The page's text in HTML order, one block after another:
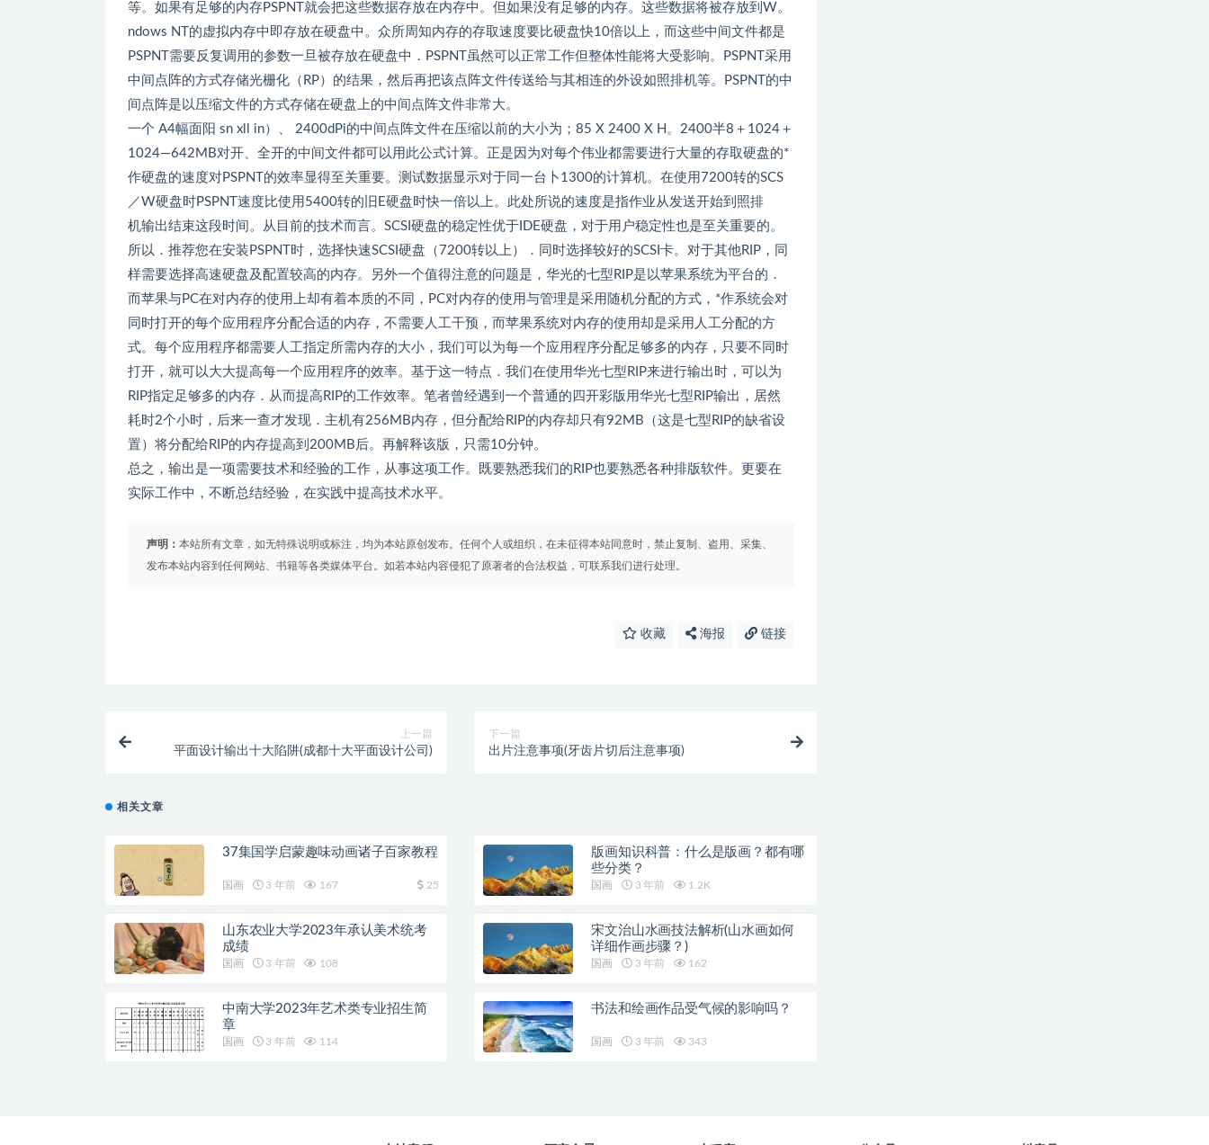
等。如果有足够的内存PSPNT就会把这些数据存放在内存中。但如果没有足够的内存。这些数据将被存放到W。
ndows NT的虚拟内存中即存放在硬盘中。众所周知内存的存取速度要比硬盘快10倍以上，而这些中间文件都是
PSPNT需要反复调用的参数一旦被存放在硬盘中．PSPNT虽然可以正常工作但整体性能将大受影响。PSPNT采用
中间点阵的方式存储光栅化（RP）的结果，然后再把该点阵文件传送给与其相连的外设如照排机等。PSPNT的中
间点阵是以压缩文件的方式存储在硬盘上的中间点阵文件非常大。
一个 A4幅面阳 sn xll in）、 2400dPi的中间点阵文件在压缩以前的大小为；85 X 2400 X H。2400半8＋1024＋
1024—642MB对开、全开的中间文件都可以用此公式计算。正是因为对每个伟业都需要进行大量的存取硬盘的*
作硬盘的速度对PSPNT的效率显得至关重要。测试数据显示对于同一台卜1300的计算机。在使用7200转的SCS
／W硬盘时PSPNT速度比使用5400转的旧E硬盘时快一倍以上。此处所说的速度是指作业从发送开始到照排
机输出结束这段时间。从目前的技术而言。SCSI硬盘的稳定性优于IDE硬盘，对于用户稳定性也是至关重要的。
所以．推荐您在安装PSPNT时，选择快速SCSI硬盘（7200转以上）．同时选择较好的SCSI卡。对于其他RIP，同
样需要选择高速硬盘及配置较高的内存。另外一个值得注意的问题是，华光的七型RIP是以苹果系统为平台的．
而苹果与PC在对内存的使用上却有着本质的不同，PC对内存的使用与管理是采用随机分配的方式，*作系统会对
同时打开的每个应用程序分配合适的内存，不需要人工干预，而苹果系统对内存的使用却是采用人工分配的方
式。每个应用程序都需要人工指定所需内存的大小，我们可以为每一个应用程序分配足够多的内存，只要不同时
打开，就可以大大提高每一个应用程序的效率。基于这一特点．我们在使用华光七型RIP来进行输出时，可以为
RIP指定足够多的内存．从而提高RIP的工作效率。笔者曾经遇到一个普通的四开彩版用华光七型RIP输出，居然
耗时2个小时，后来一查才发现．主机有256MB内存，但分配给RIP的内存却只有92MB（这是七型RIP的缺省设
置）将分配给RIP的内存提高到200MB后。再解释该版，只需10分钟。
总之，输出是一项需要技术和经验的工作，从事这项工作。既要熟悉我们的RIP也要熟悉各种排版软件。更要在
实际工作中，不断总结经验，在实践中提高技术水平。
声明： 本站所有文章，如无特殊说明或标注，均为本站原创发布。任何个人或组织，在未征得本站同意时，禁止复制、盗用、采集、
发布本站内容到任何网站、书籍等各类媒体平台。如若本站内容侵犯了原著者的合法权益，可联系我们进行处理。
收藏 海报 链接
上一篇
平面设计输出十大陷阱(成都十大平面设计公司)
下一篇
出片注意事项(牙齿片切后注意事项)
相关文章
37集国学启蒙趣味动画诸子百家教程
国画 3 年前 167 25
版画知识科普：什么是版画？都有哪
些分类？
国画 3 年前 1.2K
山东农业大学2023年承认美术统考
成绩
国画 3 年前 108
宋文治山水画技法解析(山水画如何
详细作画步骤？)
国画 3 年前 162
中南大学2023年艺术类专业招生简
章
国画 3 年前 114
书法和绘画作品受气候的影响吗？
国画 3 年前 343